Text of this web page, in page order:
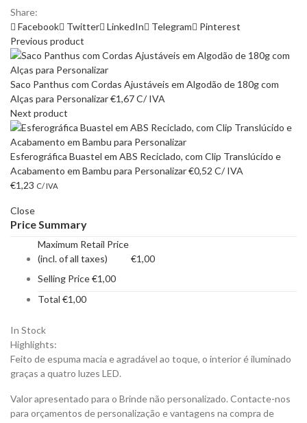
Share:
Facebook
Twitter LinkedIn Telegram
Pinterest
Previous product
Saco Panthus com Cordas Ajustáveis em Algodão de 180g com
Alças para Personalizar€1,67C/ IVA
Next product
Esferográfica Buastel em ABS Reciclado, com Clip Translúcido e
Acabamento em Bambu para Personalizar€0,52 C/ IVA
€1,23 C/ IVA
Close
Price Summary
Maximum Retail Price
(incl. of all taxes)
€1,00
Selling Price€1,00
Total €1,00
In Stock
Highlights:
Feito de espuma macia e agradável ao toque, o interior é iluminado
graças a quatro luzes LED.
Valor apresentado para o Brinde não personalizado. Contacte-nos
para orçamentos de personalização e vantagens na compra de